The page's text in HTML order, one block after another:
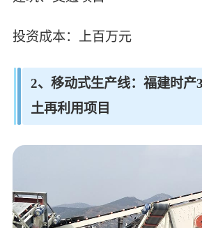
投资成本：上百万元
2、移动式生产线：福建时产
土再利用项目